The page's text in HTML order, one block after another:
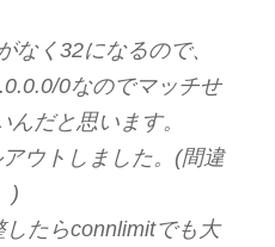
なく32になるので、
0なのでマッチせ
だと思います。
ウトしました。(間違
)
たらconnlimitでも大